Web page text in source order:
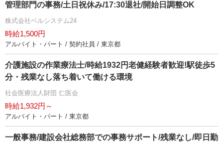
管理部門の事務/土日祝休み/17:30退社/開始日調整OK
株式会社ベルシステム24
時給1,500円
アルバイト・パート / 契約社員 / 東京都
介護施設の作業療法士/時給1932円老健経験者歓迎!駅徒歩5
分・残業なし落ち着いて働ける環境
社会医療法人財団 仁医会
時給1,932円～
アルバイト・パート / 東京都
一般事務/建設会社総務部での事務サポート/残業なし/即日勤